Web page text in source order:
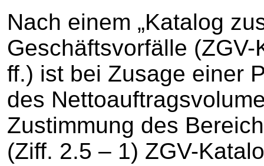
Nach einem „Katalog
Geschäftsvorfälle
ff.) ist bei Zusage einer
des
Zustimmung des
(Ziff. 2.5 – 1) ZGV-